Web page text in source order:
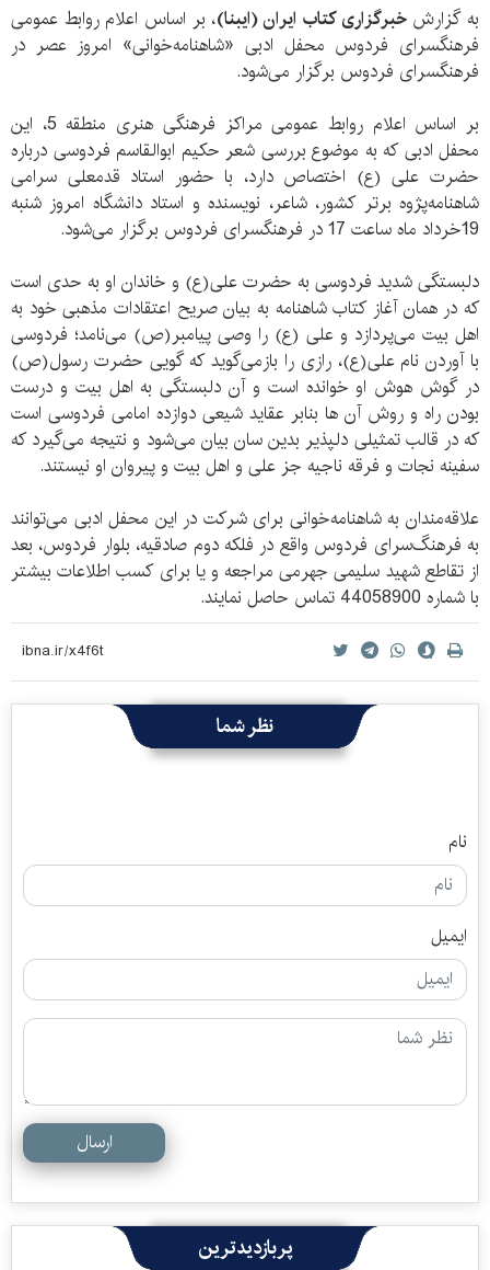
به گزارشخبرگزاری کتاب ایران (ایبنا)، بر اساس اعلام روابط عمومی
فرهنگسرای فردوس محفل ادبی «شاهنامه‌خوانی» امروز عصر در
فرهنگسرای فردوس برگزار می‌شود.
بر اساس اعلام روابط عمومی مراکز فرهنگی هنری منطقه 5، این
محفل ادبی که به موضوع بررسی شعر حکیم ابوالقاسم فردوسی درباره
حضرت علی (ع) اختصاص دارد، با حضور استاد قدمعلی سرامی
شاهنامه‌پژوه برتر کشور، شاعر، نویسنده و استاد دانشگاه امروز شنبه
19خرداد ماه ساعت 17 در فرهنگسرای فردوس برگزار می‌شود.
دلبستگی شدید فردوسی به حضرت علی(ع) و خاندان او به حدی است
که در همان آغاز کتاب شاهنامه به بیان صریح اعتقادات مذهبی خود به
اهل بیت می‌پردازد و علی (ع) را وصی پیامبر(ص) می‌نامد؛ فردوسی
با آوردن نام علی(ع)، رازی را بازمی‌گوید که گویی حضرت رسول(ص)
در گوش هوش او خوانده است و آن دلبستگی به اهل بیت و درست
بودن راه و روش آن ها بنابر عقاید شیعی دوازده امامی فردوسی است
که در قالب تمثیلی دلپذیر بدین سان بیان می‌شود و نتیجه می‌گیرد که
سفینه نجات و فرقه ناجیه جز علی و اهل بیت و پیروان او نیستند.
علاقه‌مندان به شاهنامه‌خوانی برای شرکت در این محفل ادبی می‌توانند
به فرهنگ‌سرای فردوس واقع در فلکه دوم صادقیه‌، بلوار فردوس، بعد
از تقاطع شهید سلیمی جهرمی مراجعه و یا برای کسب اطلاعات بیشتر
با شماره 44058900 تماس حاصل نمایند.
نظر شما
نام
ایمیل
ارسال
پربازدیدترین